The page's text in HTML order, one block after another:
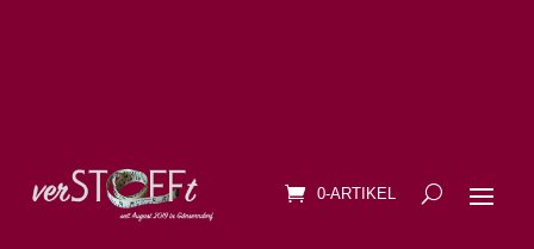
0-ARTIKEL